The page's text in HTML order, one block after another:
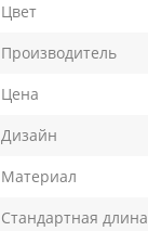
Цвет
Производитель
Цена
Дизайн
Материал
Стандартная длина